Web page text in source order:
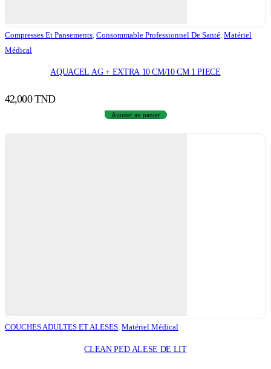
Compresses Et Pansements Consommable Professionnel De Santé Matériel
Médical
AQUACEL AG + EXTRA 10 CM/10 CM 1 PIECE
42,000TND
Ajouter au panier
COUCHES ADULTES ET ALESES, Matériel Médical
CLEAN PED ALESE DE LIT